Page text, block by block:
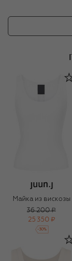
Майка из вискозы
36 200 ₽
25 350 ₽
-30%